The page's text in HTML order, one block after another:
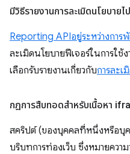
มีวิธีรายงานการละเมิดนโยบาย
Reporting APIอยู่ระหว่างการ
ละเมิดนโยบายฟีเจอร์ในการใช้
เลือกรับรายงานเกี่ยวกับการละเ
กฎการสืบทอดสำหรับเนื้อหา
สคริปต์ (ของบุคคลที่หนึ่งหรือบุ
บริบทการท่องเว็บ ซึ่งหมายควา